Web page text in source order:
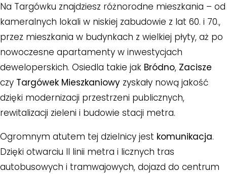
Na Targówku znajdziesz różnorodne mieszkania – od
kameralnych lokali w niskiej zabudowie z lat 60. i 70.,
przez mieszkania w budynkach z wielkiej płyty, aż po
nowoczesne apartamenty w inwestycjach
deweloperskich. Osiedla takie jak Bródno, Zacisze
czy Targówek Mieszkaniowy zyskały nową jakość
dzięki modernizacji przestrzeni publicznych,
rewitalizacji zieleni i budowie stacji metra.
Ogromnym atutem tej dzielnicy jest komunikacja.
Dzięki otwarciu II linii metra i licznych tras
autobusowych i tramwajowych, dojazd do centrum